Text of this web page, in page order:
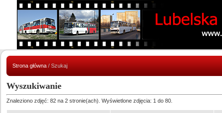
Strona główna / Szukaj
Wyszukiwanie
Znaleziono zdjęć: 82 na 2 stronie(ach). Wyświetlone zdjęcia: 1 do 80.